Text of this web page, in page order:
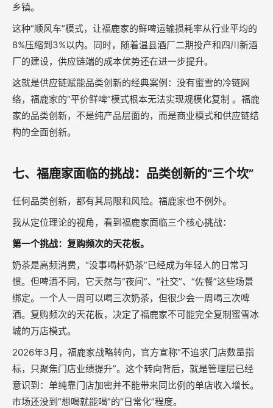
乡镇。
这种“顺风车”模式，让福鹿家的鲜啤运输损耗率从行业平均的
8%压缩到3%以内。同时，随着温县酒厂二期投产和四川新酒
厂的建设，供应链端的成本优势还在进一步提升。
这就是供应链赋能品类创新的经典案例：没有蜜雪的冷链网
络，福鹿家的“平价鲜啤”模式根本无法实现规模化复制 。福鹿
家的品类创新，不是纯产品层面的，而是商业模式和供应链结
构的全面创新。
七、福鹿家面临的挑战：品类创新的“三个坎”
任何品类创新，都有其局限和风险。福鹿家也不例外。
我从定位理论的视角，看到福鹿家面临三个核心挑战：
第一个挑战：复购频次的天花板。
奶茶是高频消费，“没事喝杯奶茶”已经成为年轻人的日常习
惯。但啤酒不同，它天然与“夜间”、“社交”、“佐餐”这些场景
绑定。一个人一周可以喝三次奶茶，但很少会一周喝三次啤
酒。复购频次的天花板，决定了福鹿家不可能完全复制蜜雪冰
城的万店模式。
2026年3月，福鹿家战略转向，官方宣称“不追求门店数量指
标，只聚焦门店业绩提升”。这个转向背后，就是管理层已经
意识到：单纯靠门店加密并不能带来同比例的单店收入增长。
市场还没到“想喝就能喝”的“日常化”程度。